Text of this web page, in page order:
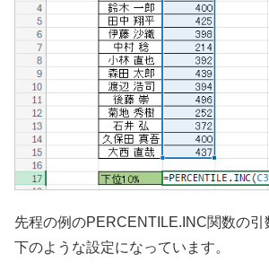
先程の例のPERCENTILE.INC関数の引
下のような設定になっています。